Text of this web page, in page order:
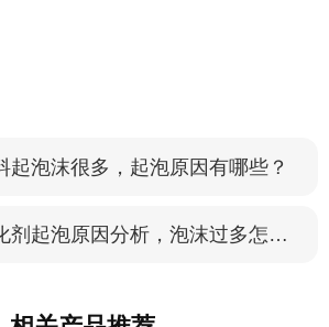
起泡沫很多，起泡原因有哪些？
农药乳化剂起泡原因分析，泡沫过多怎么解决？